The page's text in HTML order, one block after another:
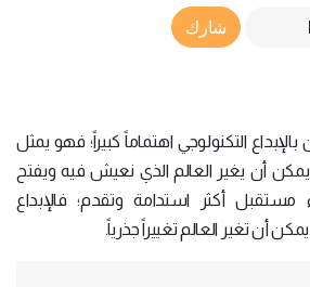
Article Link
شارك
التكنولوجي اهتماماً كبيراً؛ فهو يمثل
يمكن أن يغير العالم الذي نعيش فيه ويفتح
مستقبل أكثر استدامة وتقدم؛ فالإبداع
أن تغير العالم تغييراً جذرياً.